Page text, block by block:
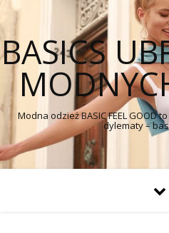
BASICS
Modna odzież BASIC FEEL GOOD
dylematy –